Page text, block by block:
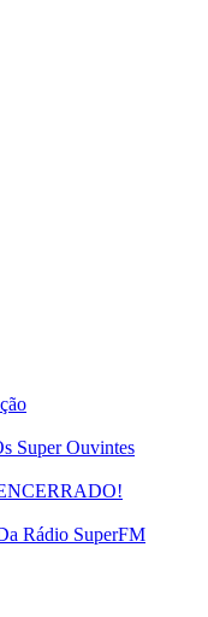
Super Ouvintes
Rádio SuperFM